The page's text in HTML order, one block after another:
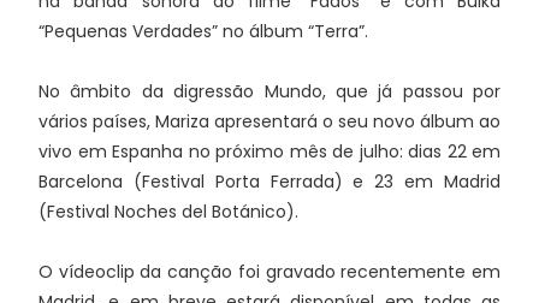
“Pequenas Verdades” no álbum “Terra”.
No âmbito da digressão Mundo, que já passou por
vários países, Mariza apresentará o seu novo álbum ao
vivo em Espanha no próximo mês de julho: dias 22 em
Barcelona (Festival Porta Ferrada) e 23 em Madrid
(Festival Noches del Botánico).
O vídeoclip da canção foi gravado recentemente em